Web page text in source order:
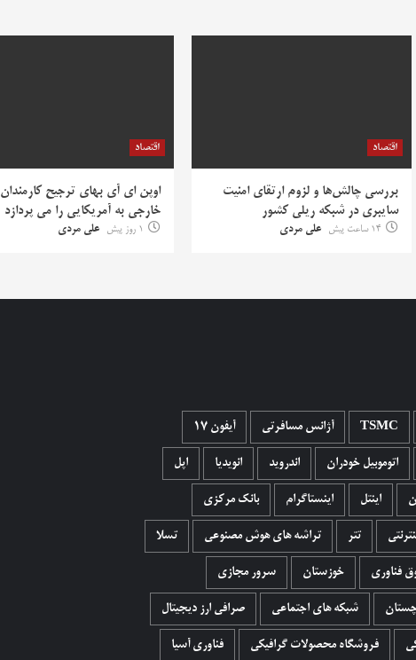
اقتصاد
بررسی چالش‌ها و لزوم ارتقای امنیت
سایبری در شبکه ریلی کشور
14 ساعت پیش علی مردی
اقتصاد
اوپن ای آی بهای ترجیح کارمندان
خارجی به آمریکایی را می پردازد
1 روز پیش علی مردی
TSMC آژانس مسافرتی آیفون 17
اتوموبیل خودران اندروید انویدیا اپل
اینتل اینستاگرام بانک مرکزی
تتر تراشه های هوش مصنوعی تسلا
فناوری خوزستان سرور مجازی
شبکه های اجتماعی صرافی ارز دیجیتال
فروشگاه محصولات گرافيکی فناوری آسیا